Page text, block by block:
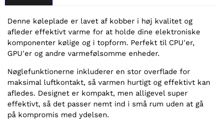
Denne køleplade er lavet af kobber i høj kvalitet og
afleder effektivt varme for at holde dine elektroniske
komponenter kølige og i topform. Perfekt til CPU'er,
GPU'er og andre varmefølsomme enheder.
Nøglefunktionerne inkluderer en stor overflade for
maksimal luftkontakt, så varmen hurtigt og effektivt kan
afledes. Designet er kompakt, men alligevel super
effektivt, så det passer nemt ind i små rum uden at gå
på kompromis med ydelsen.